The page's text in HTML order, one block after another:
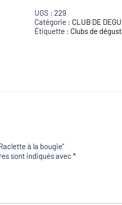
UGS : 229
Catégorie : CLUB DE
Étiquette : Clubs de
à la bougie”
sont indiqués avec *